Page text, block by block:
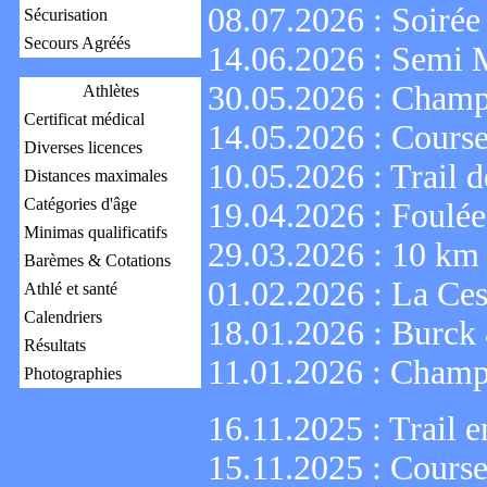
Sécurisation
Secours Agréés
Athlètes
Certificat médical
Diverses licences
Distances maximales
Catégories d'âge
Minimas qualificatifs
Barèmes & Cotations
Athlé et santé
Calendriers
Résultats
Photographies
08.07.2026 :
14.06.2026 : Semi
30.05.2026 :
14.05.2026 :
10.05.2026 : Trail
19.04.2026 :
29.03.2026 : 10
01.02.2026 : La
18.01.2026 : Burck
11.01.2026 :
16.11.2025 : Trail
15.11.2025 :